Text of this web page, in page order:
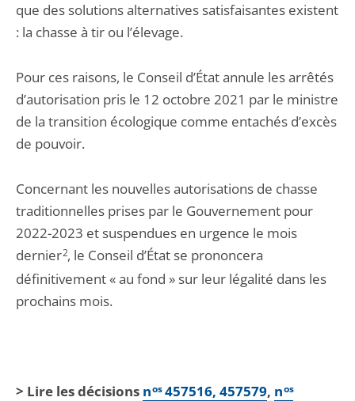
que des solutions alternatives satisfaisantes existent
: la chasse à tir ou l’élevage.
Pour ces raisons, le Conseil d’État annule les arrêtés
d’autorisation pris le 12 octobre 2021 par le ministre
de la transition écologique comme entachés d’excès
de pouvoir.
Concernant les nouvelles autorisations de chasse
traditionnelles prises par le Gouvernement pour
2022-2023 et suspendues en urgence le mois
dernier2, le Conseil d’État se prononcera
définitivement « au fond » sur leur légalité dans les
prochains mois.
> Lire les décisions nos457516, 457579, nos